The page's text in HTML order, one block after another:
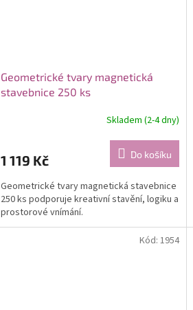
Geometrické tvary magnetická
stavebnice 250 ks
Skladem (2-4 dny)
1 119 Kč Do košíku
Geometrické tvary magnetická stavebnice
250 ks podporuje kreativní stavění, logiku a
prostorové vnímání.
Kód: 1954